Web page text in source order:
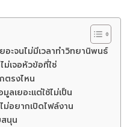
อะจนไม่มีเวลาทำวิทยานิพนธ์
เจอหัวข้อที่ใช่
ตรงไหน
เยอะแต่ใช้ไม่เป็น
ม่อยากเปิดไฟล์งาน
นุน